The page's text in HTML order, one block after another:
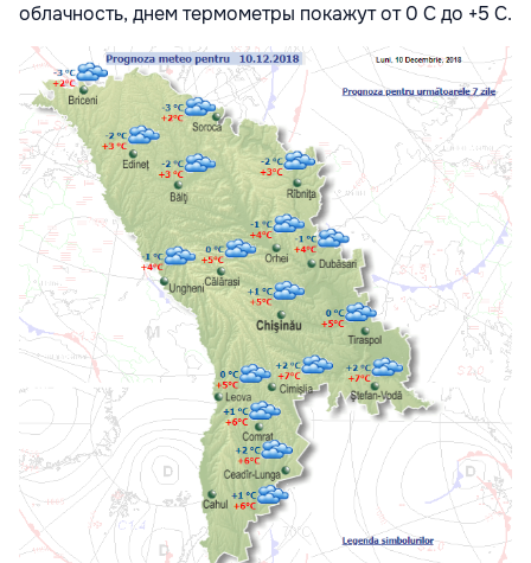
облачность, днем термометры покажут от 0 С до +5 С.